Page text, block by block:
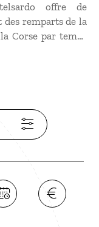
offre de
remparts de la
Corse par temps
sinueuses du
par la Roccia